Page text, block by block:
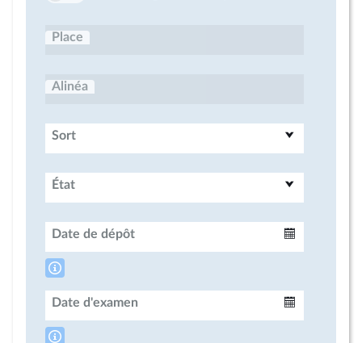
Place
Alinéa
Sort
État
Date de dépôt
Date d'examen